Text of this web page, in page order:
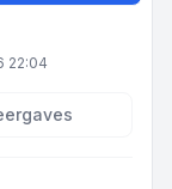
22:04